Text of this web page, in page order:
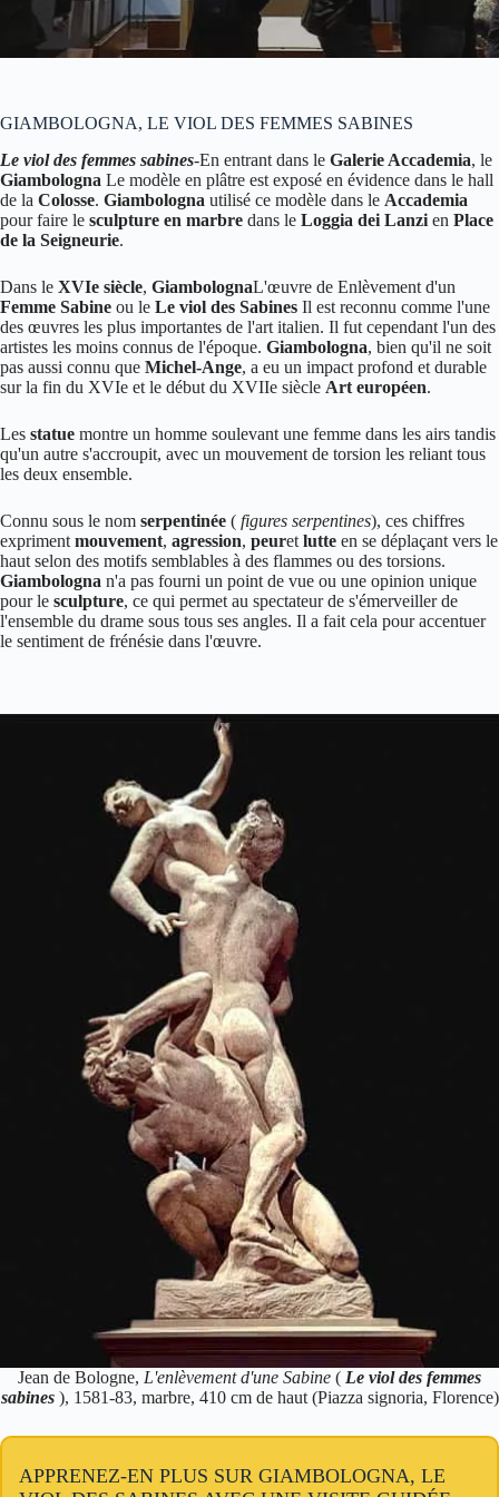
GIAMBOLOGNA, LE VIOL DES FEMMES SABINES
Le viol des femmes sabines-En entrant dans le Galerie Accademia, le
Giambologna Le modèle en plâtre est exposé en évidence dans le hall
de la Colosse. Giambologna utilisé ce modèle dans le Accademia
pour faire le sculpture en marbre dans le Loggia dei Lanzi en Place
de la Seigneurie.
Dans le XVIe siècle, GiambolognaL'œuvre de Enlèvement d'un
Femme Sabine ou le Le viol des Sabines Il est reconnu comme l'une
des œuvres les plus importantes de l'art italien. Il fut cependant l'un des
artistes les moins connus de l'époque. Giambologna, bien qu'il ne soit
pas aussi connu que Michel-Ange, a eu un impact profond et durable
sur la fin du XVIe et le début du XVIIe siècle Art européen.
Les statue montre un homme soulevant une femme dans les airs tandis
qu'un autre s'accroupit, avec un mouvement de torsion les reliant tous
les deux ensemble.
Connu sous le nom serpentinée ( figures serpentines), ces chiffres
expriment mouvement, agression, peuret lutte en se déplaçant vers le
haut selon des motifs semblables à des flammes ou des torsions.
Giambologna n'a pas fourni un point de vue ou une opinion unique
pour le sculpture, ce qui permet au spectateur de s'émerveiller de
l'ensemble du drame sous tous ses angles. Il a fait cela pour accentuer
le sentiment de frénésie dans l'œuvre.
Jean de Bologne, L'enlèvement d'une Sabine ( Le viol des femmes
sabines), 1581-83, marbre, 410 cm de haut (Piazza signoria, Florence)
APPRENEZ-EN PLUS SUR GIAMBOLOGNA, LE